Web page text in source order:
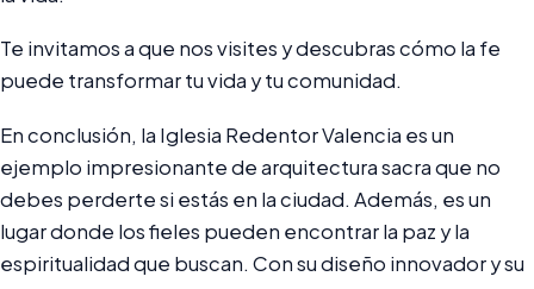
Te invitamos a que nos visites y descubras cómo la fe
puede transformar tu vida y tu comunidad.
En conclusión, la Iglesia Redentor Valencia es un
ejemplo impresionante de arquitectura sacra que no
debes perderte si estás en la ciudad. Además, es un
lugar donde los fieles pueden encontrar la paz y la
espiritualidad que buscan. Con su diseño innovador y su